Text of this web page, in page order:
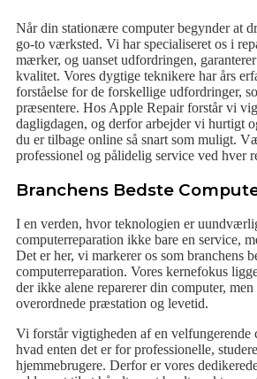
Når din stationære computer begynder at
go-to værksted. Vi har specialiseret os i
mærker, og uanset udfordringen,
kvalitet. Vores dygtige teknikere har års
forståelse for de forskellige udfordringer,
præsentere. Hos Apple Repair forstår vi
dagligdagen, og derfor arbejder vi hurtigt
du er tilbage online så snart som muligt.
professionel og pålidelig service ved hver
Branchens Bedste
I en verden, hvor teknologien er
computerreparation ikke bare en service,
Det er her, vi markerer os som branchens
computerreparation. Vores kernefokus
der ikke alene reparerer din computer,
overordnede præstation og levetid.
Vi forstår vigtigheden af en velfungerende
hvad enten det er for professionelle,
hjemmebrugere. Derfor er vores